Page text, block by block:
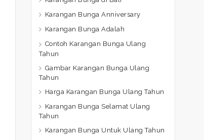
Karangan Bunga Anniversary
Karangan Bunga Adalah
Contoh Karangan Bunga Ulang
Tahun
Gambar Karangan Bunga Ulang
Tahun
Harga Karangan Bunga Ulang Tahun
Karangan Bunga Selamat Ulang
Tahun
Karangan Bunga Untuk Ulang Tahun